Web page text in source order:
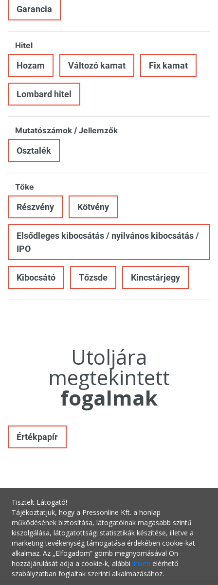
Garancia
Hitel
Hozam Változó kamat Fix kamat
Lombard hitel
Mutatószámok / Jellemzők
Osztalék
Tőke
Részvény Kötvény
Elsődleges kibocsátás / nyilvános kibocsátás /
IPO
Kibocsátó Tőzsde Kincstárjegy
Utoljára
megtekintett
fogalmak
Értékpapír
Tisztelt Látogató!
Tájékoztatjuk, hogy a Pressonline Kft. a honlap
működésének biztosítása, látogatóinak magasabb szintű
kiszolgálása, látogatottsági statisztikák készítése, illetve a
marketing tevékenység támogatása érdekében cookie-kat
alkalmaz. Az „Elfogadom” gomb megnyomásával Ön
hozzájárulását adja a cookie-k, alábbi linken elérhető
szabályzatban foglaltak szerinti alkalmazásához.